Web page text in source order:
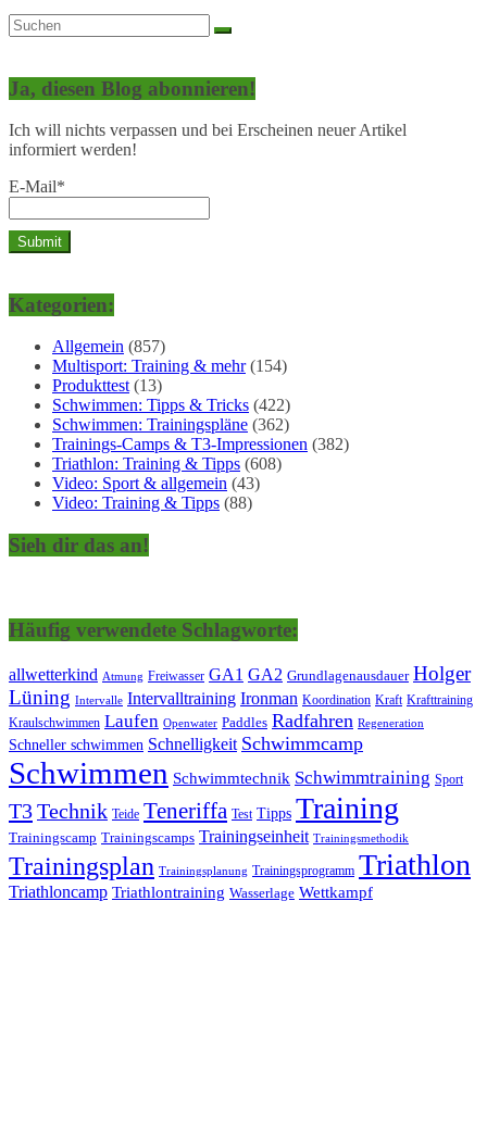
Ja, diesen Blog abonnieren!
Ich will nichts verpassen und bei Erscheinen neuer Artikel
informiert werden!
E-Mail*
Kategorien:
Allgemein (857)
Multisport: Training & mehr(154)
Produkttest(13)
Schwimmen: Tipps & Tricks (422)
Schwimmen: Trainingspläne (362)
Trainings-Camps & T3-Impressionen (382)
Triathlon: Training & Tipps (608)
Video: Sport & allgemein (43)
Video: Training & Tipps (88)
Sieh dir das an!
Häufig verwendete Schlagworte:
allwetterkind Atmung Freiwasser GA1 GA2 Grundlagenausdauer Holger
Lüning Intervalle Intervalltraining Ironman Koordination Kraft Krafttraining
Kraulschwimmen Laufen Openwater Paddles Radfahren Regeneration
Schneller schwimmen Schnelligkeit Schwimmcamp
Schwimmen Schwimmtechnik Schwimmtraining Sport
T3Technik Teide Teneriffa Test Tipps Training
Trainingscamp Trainingscamps Trainingseinheit Trainingsmethodik
Trainingsplan Trainingsplanung Trainingsprogramm Triathlon
Triathloncamp Triathlontraining Wasserlage Wettkampf